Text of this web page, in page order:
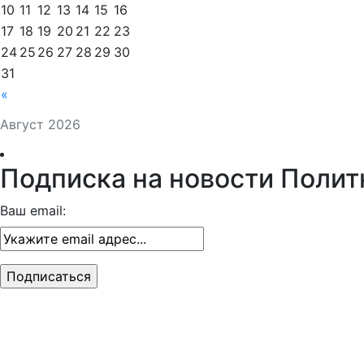
Август 2026
«
10 11 12 13 14 15 16
17 18 19 20 21 22 23
24 25 26 27 28 29 30
31
Подписка на новости
Ваш email: